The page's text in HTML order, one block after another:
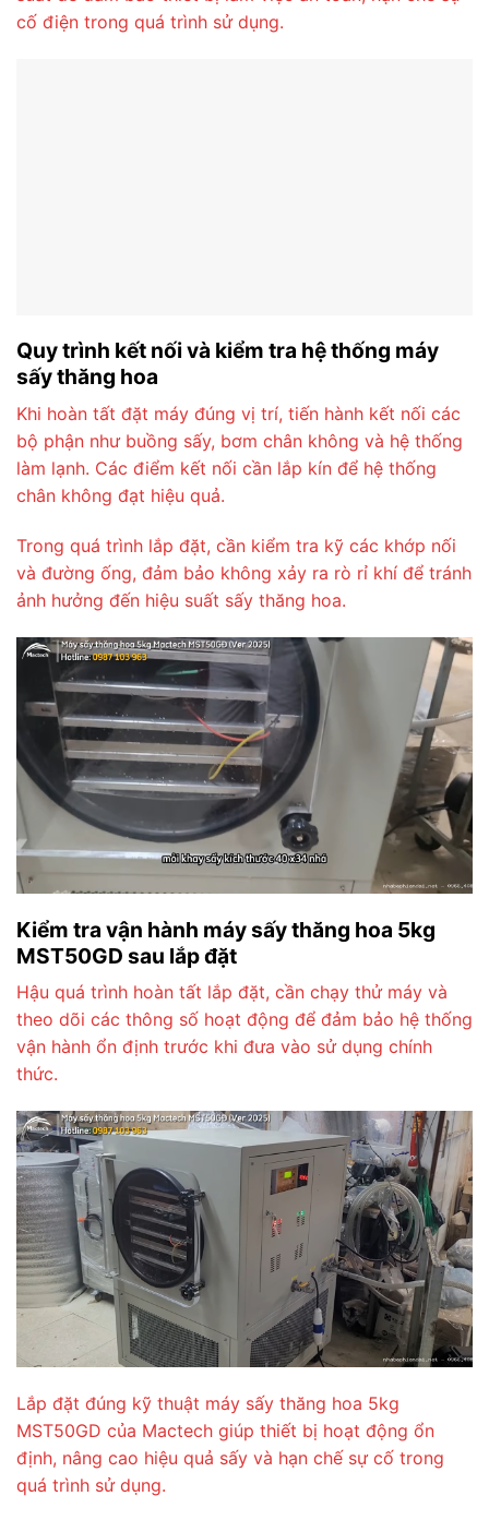
cố điện trong quá trình sử dụng.
Quy trình kết nối và kiểm tra hệ thống máy
sấy thăng hoa
Khi hoàn tất đặt máy đúng vị trí, tiến hành kết nối các
bộ phận như buồng sấy, bơm chân không và hệ thống
làm lạnh. Các điểm kết nối cần lắp kín để hệ thống
chân không đạt hiệu quả.
Trong quá trình lắp đặt, cần kiểm tra kỹ các khớp nối
và đường ống, đảm bảo không xảy ra rò rỉ khí để tránh
ảnh hưởng đến hiệu suất sấy thăng hoa.
Kiểm tra vận hành máy sấy thăng hoa 5kg
MST50GD sau lắp đặt
Hậu quá trình hoàn tất lắp đặt, cần chạy thử máy và
theo dõi các thông số hoạt động để đảm bảo hệ thống
vận hành ổn định trước khi đưa vào sử dụng chính
thức.
Lắp đặt đúng kỹ thuật máy sấy thăng hoa 5kg
MST50GD của Mactech giúp thiết bị hoạt động ổn
định, nâng cao hiệu quả sấy và hạn chế sự cố trong
quá trình sử dụng.